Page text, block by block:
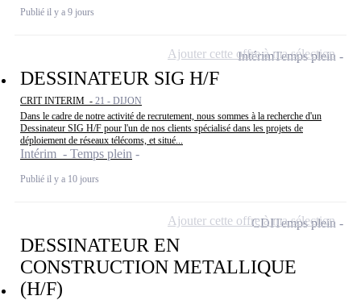
Publié il y a 9 jours
DESSINATEUR SIG H/F
CRIT INTERIM - 21 - DIJON
Dans le cadre de notre activité de recrutement, nous sommes à la recherche d'un
Dessinateur SIG H/F pour l'un de nos clients spécialisé dans les projets de
déploiement de réseaux télécoms, et situé...
Intérim - Temps plein
Publié il y a 10 jours
IntérimTemps plein
Ajouter cette offre à ma sélection
DESSINATEUR EN
CONSTRUCTION METALLIQUE
(H/F)
CDITemps plein
Ajouter cette offre à ma sélection